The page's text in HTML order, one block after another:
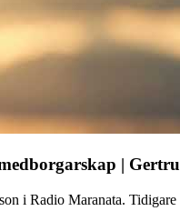
|
i Radio Maranata.